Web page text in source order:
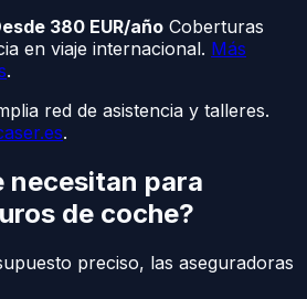
380 EUR/año Coberturas
en viaje internacional. Más
.
red de asistencia y talleres.
.
necesitan para
de coche?
preciso, las aseguradoras